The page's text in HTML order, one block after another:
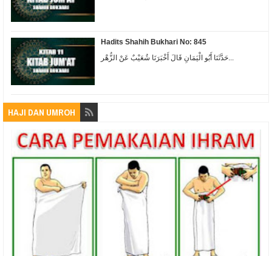
Hadits Shahih Bukhari No: 845
حَدَّثَنَا أَبُو الْيَمَانِ قَالَ أَخْبَرَنَا شُعَيْبٌ عَنْ الزُّهْر...
HAJI DAN UMROH